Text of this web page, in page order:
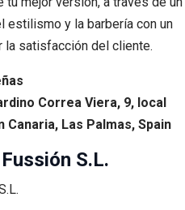
estilismo y la barbería con un
la satisfacción del cliente.
Correa Viera, 9, local
Canaria, Las Palmas, Spain
S.L.